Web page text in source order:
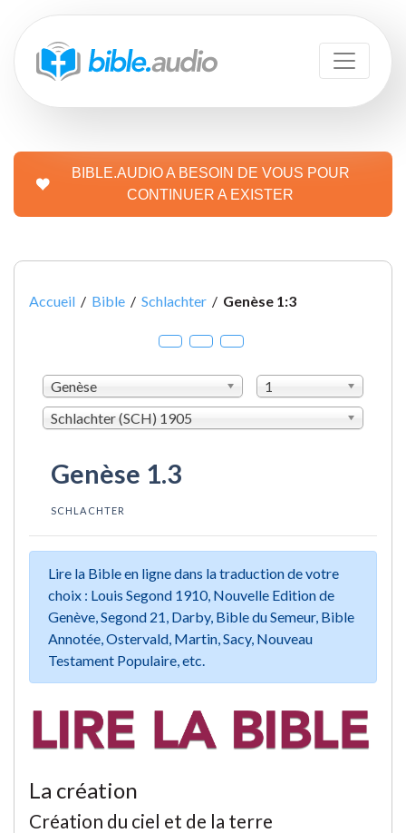
BIBLE.AUDIO A BESOIN DE VOUS POUR
CONTINUER A EXISTER
Accueil / Bible / Schlachter / Genèse 1:3
Genèse
1
Schlachter (SCH) 1905
Genèse 1.3
SCHLACHTER
Lire la Bible en ligne dans la traduction de votre
choix : Louis Segond 1910, Nouvelle Edition de
Genève, Segond 21, Darby, Bible du Semeur, Bible
Annotée, Ostervald, Martin, Sacy, Nouveau
Testament Populaire, etc.
La création
Création du ciel et de la terre